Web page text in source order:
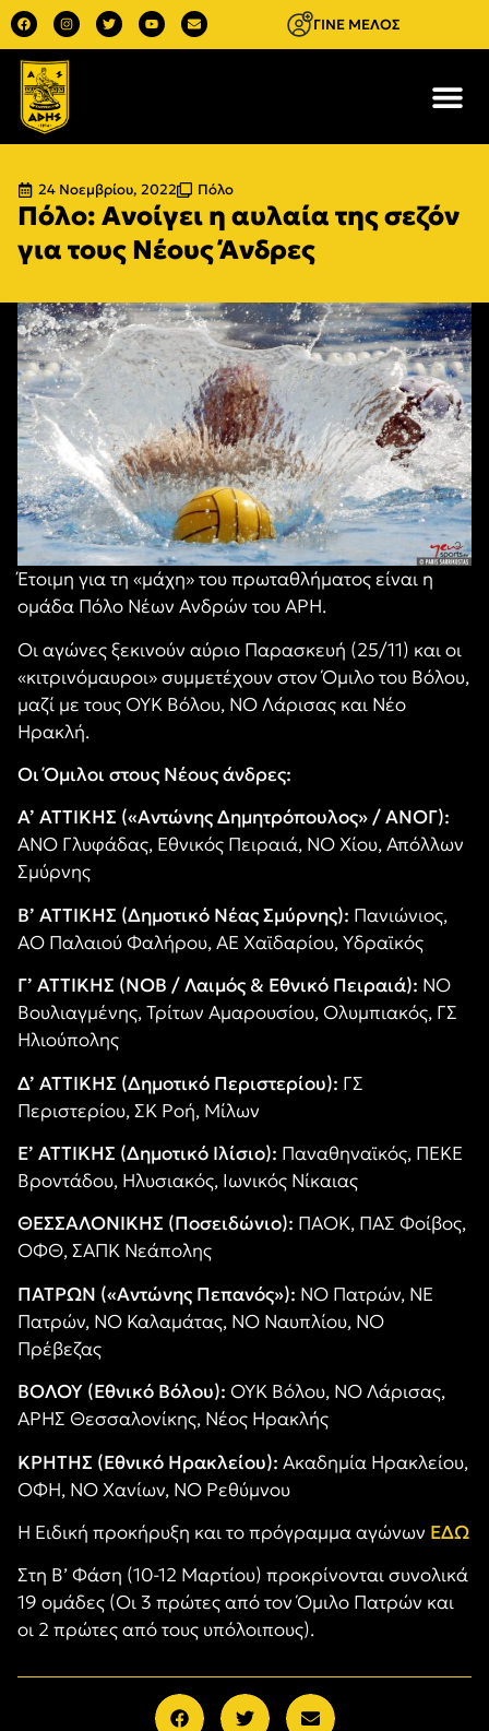
ΓΙΝΕ ΜΕΛΟΣ
24 Νοεμβρίου, 2022 Πόλο
Πόλο: Ανοίγει η αυλαία της σεζόν
για τους Νέους Άνδρες
Έτοιμη για τη «μάχη» του πρωταθλήματος είναι η
ομάδα Πόλο Νέων Ανδρών του ΑΡΗ.
Οι αγώνες ξεκινούν αύριο Παρασκευή (25/11) και οι
«κιτρινόμαυροι» συμμετέχουν στον Όμιλο του Βόλου,
μαζί με τους ΟΥΚ Βόλου, ΝΟ Λάρισας και Νέο
Ηρακλή.
Οι Όμιλοι στους Νέους άνδρες:
Α’ ΑΤΤΙΚΗΣ («Αντώνης Δημητρόπουλος» / ΑΝΟΓ):
ΑΝΟ Γλυφάδας, Εθνικός Πειραιά, ΝΟ Χίου, Απόλλων
Σμύρνης
Β’ ΑΤΤΙΚΗΣ (Δημοτικό Νέας Σμύρνης): Πανιώνιος,
ΑΟ Παλαιού Φαλήρου, ΑΕ Χαϊδαρίου, Υδραϊκός
Γ’ ΑΤΤΙΚΗΣ (ΝΟΒ / Λαιμός & Εθνικό Πειραιά): ΝΟ
Βουλιαγμένης, Τρίτων Αμαρουσίου, Ολυμπιακός, ΓΣ
Ηλιούπολης
Δ’ ΑΤΤΙΚΗΣ (Δημοτικό Περιστερίου): ΓΣ
Περιστερίου, ΣΚ Ροή, Μίλων
Ε’ ΑΤΤΙΚΗΣ (Δημοτικό Ιλίσιο): Παναθηναϊκός, ΠΕΚΕ
Βροντάδου, Ηλυσιακός, Ιωνικός Νίκαιας
ΘΕΣΣΑΛΟΝΙΚΗΣ (Ποσειδώνιο): ΠΑΟΚ, ΠΑΣ Φοίβος,
ΟΦΘ, ΣΑΠΚ Νεάπολης
ΠΑΤΡΩΝ («Αντώνης Πεπανός»): ΝΟ Πατρών, ΝΕ
Πατρών, ΝΟ Καλαμάτας, ΝΟ Ναυπλίου, ΝΟ
Πρέβεζας
ΒΟΛΟΥ (Εθνικό Βόλου): ΟΥΚ Βόλου, ΝΟ Λάρισας,
ΑΡΗΣ Θεσσαλονίκης, Νέος Ηρακλής
ΚΡΗΤΗΣ (Εθνικό Ηρακλείου): Ακαδημία Ηρακλείου,
ΟΦΗ, ΝΟ Χανίων, ΝΟ Ρεθύμνου
Η Ειδική προκήρυξη και το πρόγραμμα αγώνων ΕΔΩ
Στη Β’ Φάση (10-12 Μαρτίου) προκρίνονται συνολικά
19 ομάδες (Οι 3 πρώτες από τον Όμιλο Πατρών και
οι 2 πρώτες από τους υπόλοιπους).